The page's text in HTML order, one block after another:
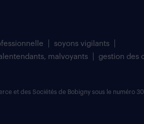
soyons vigilants
malvoyants
gestion des
et des Sociétés de Bobigny sous le numéro